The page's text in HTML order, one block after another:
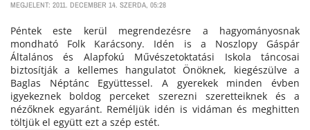
MEGJELENT: 2011. DECEMBER 14. SZERDA, 05:28
Péntek este kerül megrendezésre a hagyományosnak
mondható Folk Karácsony. Idén is a Noszlopy Gáspár
Általános és Alapfokú Művészetoktatási Iskola táncosai
biztosítják a kellemes hangulatot Önöknek, kiegészülve a
Baglas Néptánc Együttessel. A gyerekek minden évben
igyekeznek boldog perceket szerezni szeretteiknek és a
nézőknek egyaránt. Reméljük idén is vidáman és meghitten
töltjük el együtt ezt a szép estét.